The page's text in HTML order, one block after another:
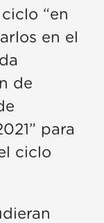
“en
en el
de
para
ciclo